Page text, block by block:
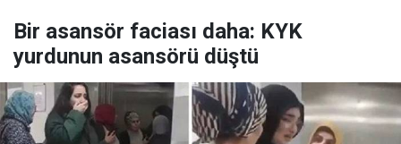
Bir asansör faciası daha: KYK
yurdunun asansörü düştü